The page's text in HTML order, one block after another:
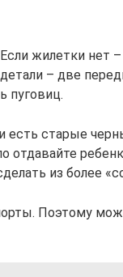
жилетки нет
– две
пуговиц.
есть старые
отдавайте
из более
Поэтому